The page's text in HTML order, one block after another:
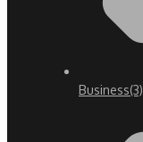
Business(3)